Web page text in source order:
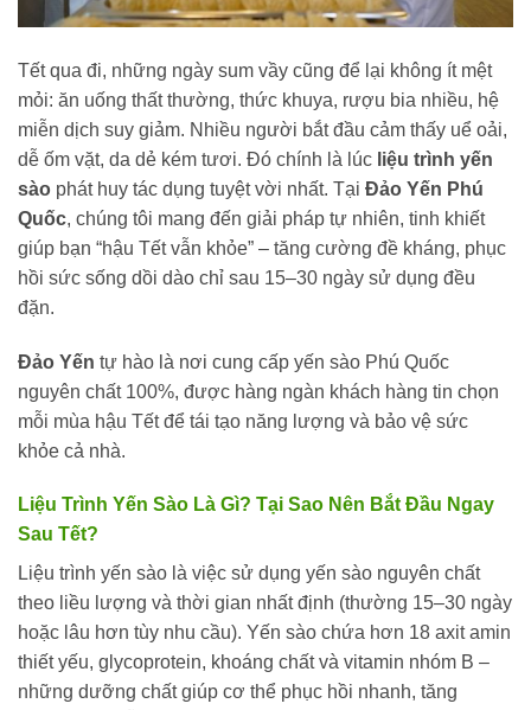
Tết qua đi, những ngày sum vầy cũng để lại không ít mệt
mỏi: ăn uống thất thường, thức khuya, rượu bia nhiều, hệ
miễn dịch suy giảm. Nhiều người bắt đầu cảm thấy uể oải,
dễ ốm vặt, da dẻ kém tươi. Đó chính là lúc liệu trình yến
sào phát huy tác dụng tuyệt vời nhất. Tại Đảo Yến Phú
Quốc, chúng tôi mang đến giải pháp tự nhiên, tinh khiết
giúp bạn “hậu Tết vẫn khỏe” – tăng cường đề kháng, phục
hồi sức sống dồi dào chỉ sau 15–30 ngày sử dụng đều
đặn.
Đảo Yến tự hào là nơi cung cấp yến sào Phú Quốc
nguyên chất 100%, được hàng ngàn khách hàng tin chọn
mỗi mùa hậu Tết để tái tạo năng lượng và bảo vệ sức
khỏe cả nhà.
Liệu Trình Yến Sào Là Gì? Tại Sao Nên Bắt Đầu Ngay
Sau Tết?
Liệu trình yến sào là việc sử dụng yến sào nguyên chất
theo liều lượng và thời gian nhất định (thường 15–30 ngày
hoặc lâu hơn tùy nhu cầu). Yến sào chứa hơn 18 axit amin
thiết yếu, glycoprotein, khoáng chất và vitamin nhóm B –
những dưỡng chất giúp cơ thể phục hồi nhanh, tăng